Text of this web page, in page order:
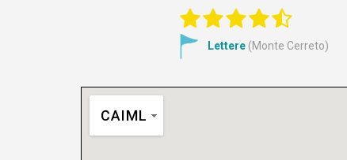
Lettere (Monte Cerreto)
CAIML